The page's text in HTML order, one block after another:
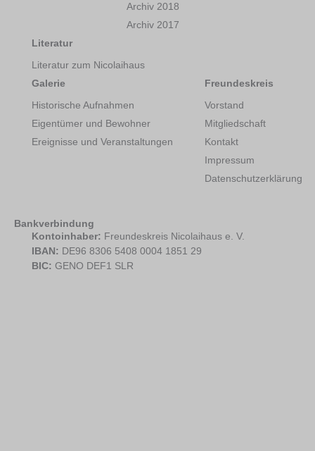
Archiv 2018
Archiv 2017
Literatur
Literatur zum Nicolaihaus
Galerie
Historische Aufnahmen
Eigentümer und Bewohner
Ereignisse und Veranstaltungen
Freundeskreis
Vorstand
Mitgliedschaft
Kontakt
Impressum
Datenschutzerklärung
Bankverbindung
Kontoinhaber: Freundeskreis Nicolaihaus e. V.
IBAN: DE96 8306 5408 0004 1851 29
BIC: GENO DEF1 SLR